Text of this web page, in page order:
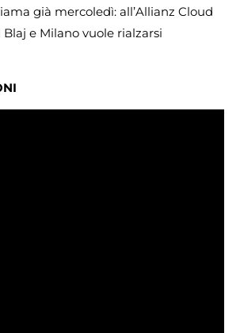
già mercoledì: all’Allianz Cloud
e Milano vuole rialzarsi